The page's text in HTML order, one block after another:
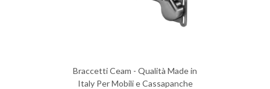
Braccetti Ceam - Qualità Made in
Italy Per Mobili e Cassapanche